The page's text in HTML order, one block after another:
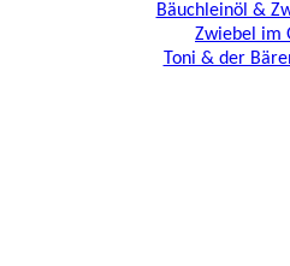
Bäuchleinöl &
Zwiebel im
Toni & der